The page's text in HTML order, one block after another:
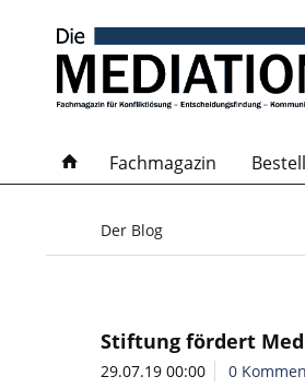
Fachmagazin
Der Blog
Stiftung fördert
29.07.19 00:00 0